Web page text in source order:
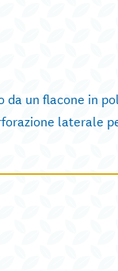
da un flacone
laterale